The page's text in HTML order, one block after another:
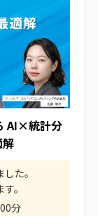
AI×統計分
た。
。
分